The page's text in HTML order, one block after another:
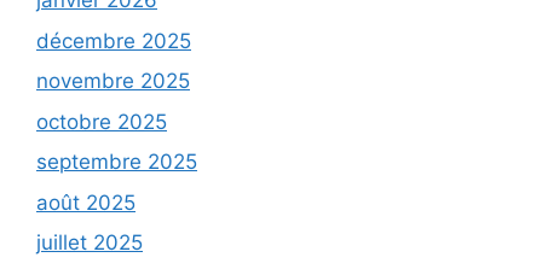
décembre 2025
novembre 2025
octobre 2025
septembre 2025
août 2025
juillet 2025